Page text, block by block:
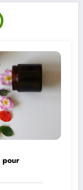
pour